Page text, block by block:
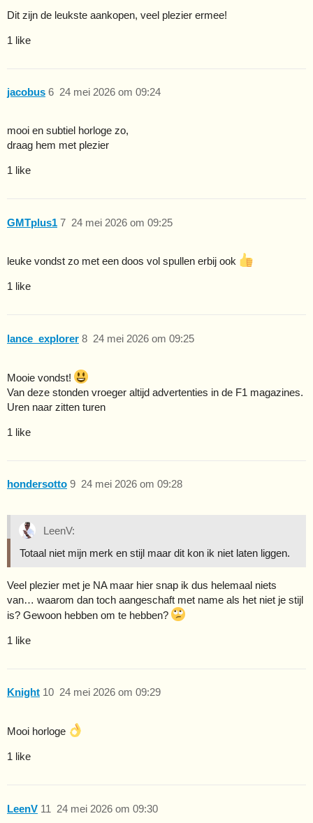
Dit zijn de leukste aankopen, veel plezier ermee!
1 like
jacobus 24 mei 2026 om 09:24
6
mooi en subtiel horloge zo,
draag hem met plezier
1 like
GMTplus1 24 mei 2026 om 09:25
7
leuke vondst zo met een doos vol spullen erbij ook
1 like
lance_explorer 24 mei 2026 om 09:25
8
Mooie vondst!
Van deze stonden vroeger altijd advertenties in de F1 magazines.
Uren naar zitten turen
1 like
hondersotto 24 mei 2026 om 09:28
9
LeenV:
Totaal niet mijn merk en stijl maar dit kon ik niet laten liggen.
Veel plezier met je NA maar hier snap ik dus helemaal niets
van… waarom dan toch aangeschaft met name als het niet je stijl
is? Gewoon hebben om te hebben?
1 like
Knight 24 mei 2026 om 09:29
10
Mooi horloge
1 like
LeenV 24 mei 2026 om 09:30
11